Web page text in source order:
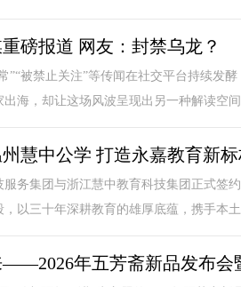
磅报道 网友：封禁乌龙？
”“被禁止关注”等传闻在社交平台持续发
海，却让这场风波呈现出另一种解读空
慧中公学 打造永嘉教育新
服务集团与浙江慧中教育科技集团正式签
以三十年深耕教育的雄厚底蕴，携手本
年五芳斋新品发布会